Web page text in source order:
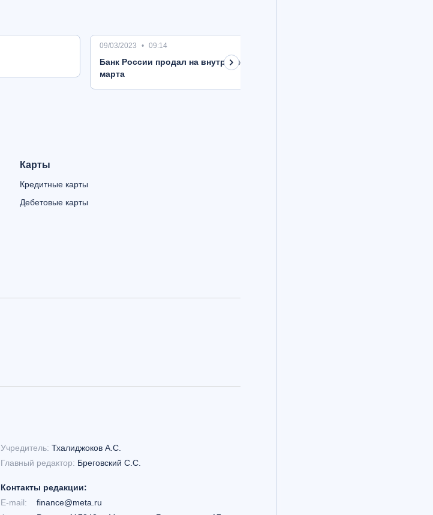
09/03/2023 09:14
Банк России продал на внутреннем рынке валюту на 8,9 млрд рублей с
марта
Карты
Кредитные карты
Дебетовые карты
Учредитель: Тхалиджоков А.С.
Главный редактор: Бреговский С.С.
Контакты редакции:
E-mail:
finance@meta.ru